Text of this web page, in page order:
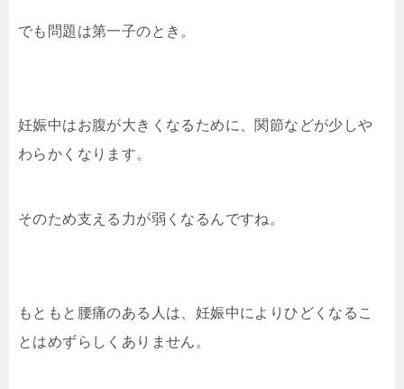
でも問題は第一子のとき。
妊娠中はお腹が大きくなるために、関節などが少しや
わらかくなります。
そのため支える力が弱くなるんですね。
もともと腰痛のある人は、妊娠中によりひどくなるこ
とはめずらしくありません。